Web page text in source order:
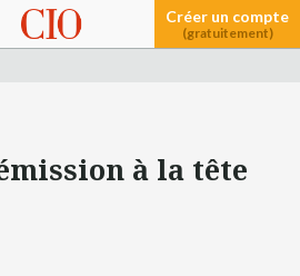
Créer un compte
(gratuitement)
à la tête